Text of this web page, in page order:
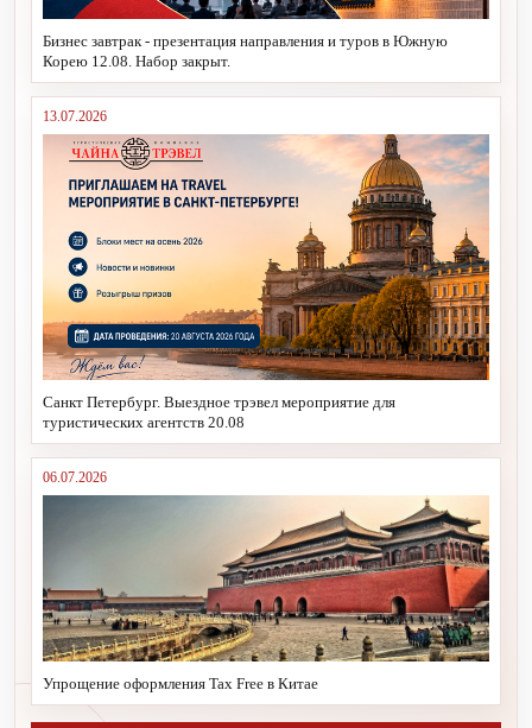
Бизнес завтрак - презентация направления и туров в Южную
Корею 12.08. Набор закрыт.
13.07.2026
Санкт Петербург. Выездное трэвел мероприятие для
туристических агентств 20.08
06.07.2026
Упрощение оформления Tax Free в Китае